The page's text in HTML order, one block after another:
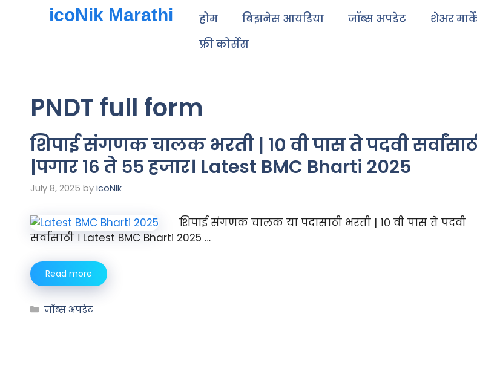
icoNik Marathi होम बिझनेस आयडिया जॉब्स अपडेट
शेअर
फ्री कोर्सेस
PNDT full form
शिपाई संगणक चालक भरती | १० वी पास ते पदवी
|पगार १६ ते ५५ हजार। Latest BMC Bharti 2025
July 8, 2025 by icoNIk
शिपाई संगणक चालक या पदासाठी भरती | १० वी पास ते पदवी
सर्वांसाठी । Latest BMC Bharti 2025 …
Read more
जॉब्स अपडेट